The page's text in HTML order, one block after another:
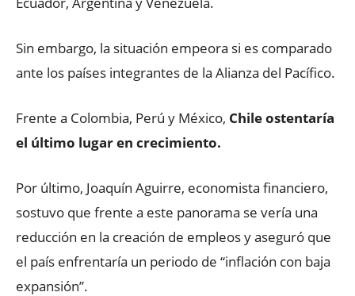
Sin embargo, la situación empeora si es comparado
ante los países integrantes de la Alianza del Pacífico.
Frente a Colombia, Perú y México, Chile ostentaría
el último lugar en crecimiento.
Por último, Joaquín Aguirre, economista financiero,
sostuvo que frente a este panorama se vería una
reducción en la creación de empleos y aseguró que
el país enfrentaría un periodo de “inflación con baja
expansión”.